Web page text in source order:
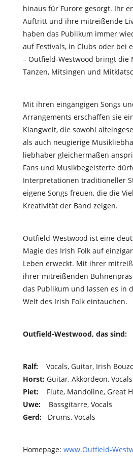
hinaus für Furore gesorgt. Ihr
Auftritt und ihre mitreißende
haben das Publikum immer
auf Festivals, in Clubs oder bei
– Outfield-Westwood bringt die
Tanzen, Mitsingen und
Mit ihren eingängigen Songs
Arrangements erschaffen sie
Klangwelt, die sowohl
als auch neugierige
liebhaber gleichermaßen
Fans und Musikbegeisterte
Interpretationen traditioneller
eigene Songs freuen, die die
Kreativität der Band zeigen.
Outfield-Westwood ist eine
Magie des Irish Folk auf
Leben erweckt. Mit ihrer
ihrer mitreißenden
das Publikum und lassen es in
Welt des Irish Folk eintauchen.
Outfield-Westwood, das sind:
Ralf:Vocals, Guitar, Irish
Horst:Guitar, Akkordeon, Vocals
Piet:
Flute, Mandoline, Great
Uwe:
Bassgitarre, Vocals
Gerd:Drums, Vocals
Homepage: www.Outfield-